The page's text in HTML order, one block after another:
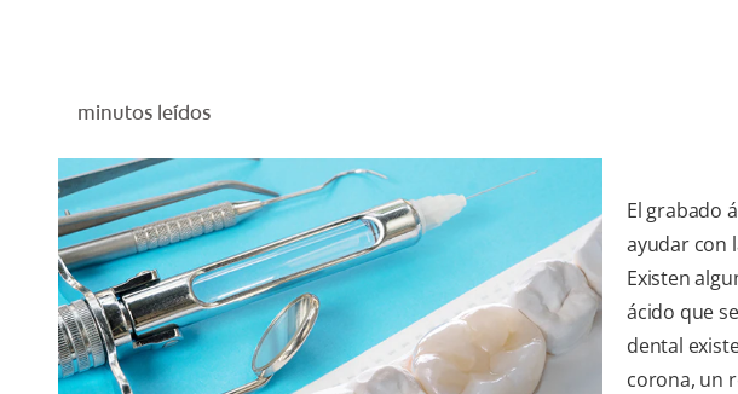
minutos leídos
El grabado
ayudar con
Existen
ácido que
dental
corona, un